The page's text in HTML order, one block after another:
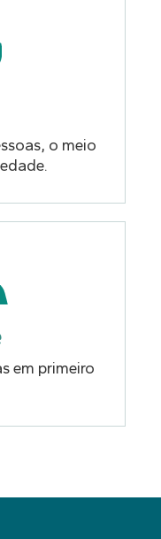
o meio
em primeiro